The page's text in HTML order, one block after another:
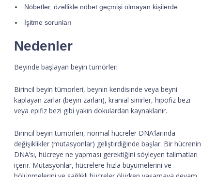
Nöbetler, özellikle nöbet geçmişi olmayan kişilerde
İşitme sorunları
Nedenler
Beyinde başlayan beyin tümörleri
Birincil beyin tümörleri, beynin kendisinde veya beyni
kaplayan zarlar (beyin zarları), kranial sinirler, hipofiz bezi
veya epifiz bezi gibi yakın dokulardan kaynaklanır.
Birincil beyin tümörleri, normal hücreler DNA’larında
değişiklikler (mutasyonlar) geliştirdiğinde başlar. Bir hücrenin
DNA’sı, hücreye ne yapması gerektiğini söyleyen talimatları
içerir. Mutasyonlar, hücrelere hızla büyümelerini ve